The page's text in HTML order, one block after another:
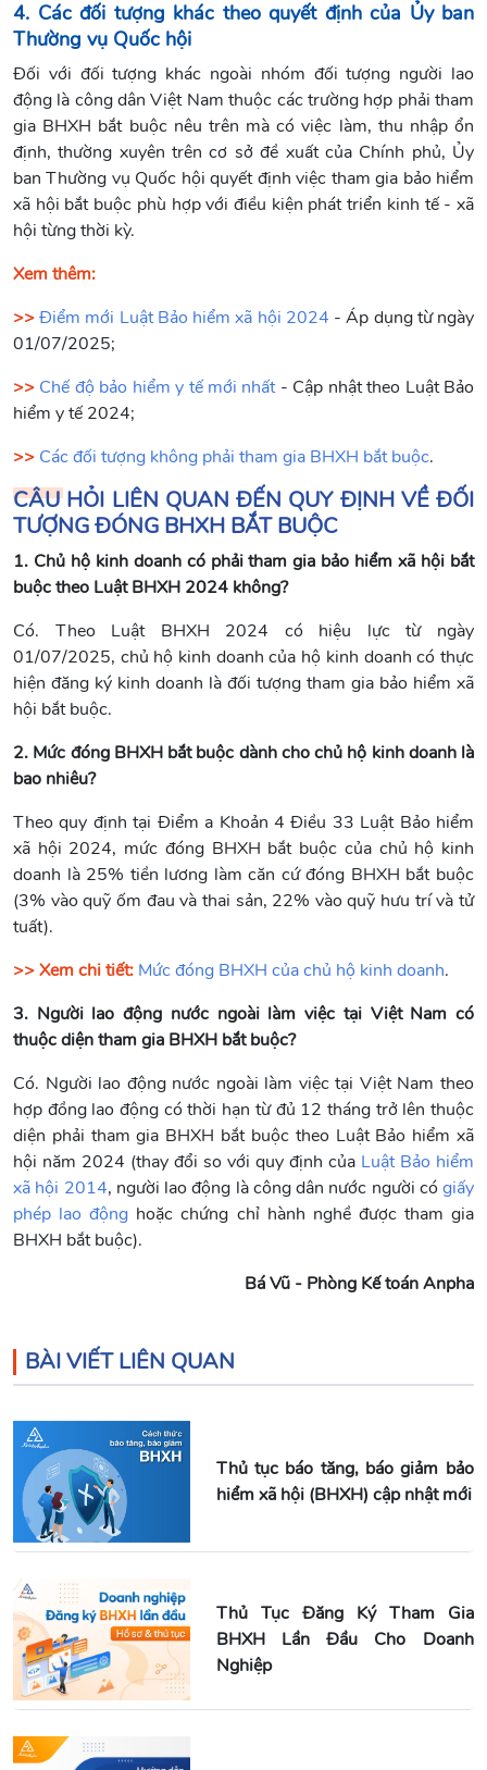
4. Các đối tượng khác theo quyết định của Ủy ban
Thường vụ Quốc hội
Đối với đối tượng khác ngoài nhóm đối tượng người lao
động là công dân Việt Nam thuộc các trường hợp phải tham
gia BHXH bắt buộc nêu trên mà có việc làm, thu nhập ổn
định, thường xuyên trên cơ sở đề xuất của Chính phủ, Ủy
ban Thường vụ Quốc hội quyết định việc tham gia bảo hiểm
xã hội bắt buộc phù hợp với điều kiện phát triển kinh tế - xã
hội từng thời kỳ.
Xem thêm:
>>Điểm mới Luật Bảo hiểm xã hội 2024 - Áp dụng từ ngày
01/07/2025;
>> Chế độ bảo hiểm y tế mới nhất- Cập nhật theo Luật Bảo
hiểm y tế 2024;
>> Các đối tượng không phải tham gia BHXH bắt buộc.
CÂU HỎI LIÊN QUAN ĐẾN QUY ĐỊNH VỀ ĐỐI
TƯỢNG ĐÓNG BHXH BẮT BUỘC
1. Chủ hộ kinh doanh có phải tham gia bảo hiểm xã hội bắt
buộc theo Luật BHXH 2024 không?
Có. Theo Luật BHXH 2024 có hiệu lực từ ngày
01/07/2025, chủ hộ kinh doanh của hộ kinh doanh có thực
hiện đăng ký kinh doanh là đối tượng tham gia bảo hiểm xã
hội bắt buộc.
2. Mức đóng BHXH bắt buộc dành cho chủ hộ kinh doanh là
bao nhiêu?
Theo quy định tại Điểm a Khoản 4 Điều 33 Luật Bảo hiểm
xã hội 2024, mức đóng BHXH bắt buộc của chủ hộ kinh
doanh là 25% tiền lương làm căn cứ đóng BHXH bắt buộc
(3% vào quỹ ốm đau và thai sản, 22% vào quỹ hưu trí và tử
tuất).
>> Xem chi tiết: Mức đóng BHXH của chủ hộ kinh doanh.
3. Người lao động nước ngoài làm việc tại Việt Nam có
thuộc diện tham gia BHXH bắt buộc?
Có. Người lao động nước ngoài làm việc tại Việt Nam theo
hợp đồng lao động có thời hạn từ đủ 12 tháng trở lên thuộc
diện phải tham gia BHXH bắt buộc theo Luật Bảo hiểm xã
hội năm 2024 (thay đổi so với quy định của Luật Bảo hiểm
xã hội 2014, người lao động là công dân nước người có giấy
phép lao động hoặc chứng chỉ hành nghề được tham gia
BHXH bắt buộc).
Bá Vũ - Phòng Kế toán Anpha
BÀI VIẾT LIÊN QUAN
Thủ tục báo tăng, báo giảm bảo
hiểm xã hội (BHXH) cập nhật mới
Thủ Tục Đăng Ký Tham Gia
BHXH Lần Đầu Cho Doanh
Nghiệp